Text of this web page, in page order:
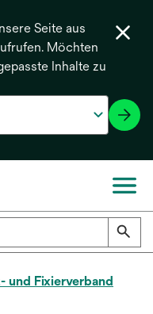
Seite aus
Möchten
Inhalte zu
und Fixierverband